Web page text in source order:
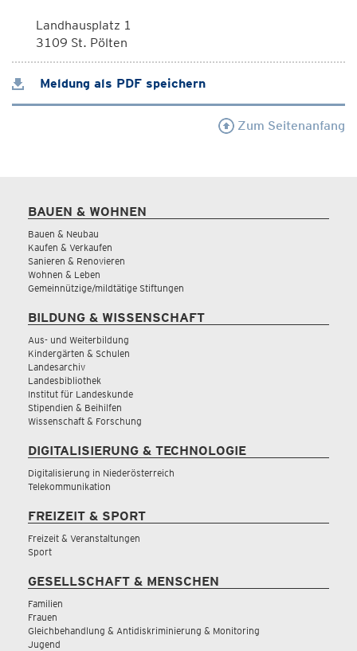
Landhausplatz 1
3109 St. Pölten
Meldung als PDF speichern
Zum Seitenanfang
BAUEN & WOHNEN
Bauen & Neubau
Kaufen & Verkaufen
Sanieren & Renovieren
Wohnen & Leben
Gemeinnützige/mildtätige Stiftungen
BILDUNG & WISSENSCHAFT
Aus- und Weiterbildung
Kindergärten & Schulen
Landesarchiv
Landesbibliothek
Institut für Landeskunde
Stipendien & Beihilfen
Wissenschaft & Forschung
DIGITALISIERUNG & TECHNOLOGIE
Digitalisierung in Niederösterreich
Telekommunikation
FREIZEIT & SPORT
Freizeit & Veranstaltungen
Sport
GESELLSCHAFT & MENSCHEN
Familien
Frauen
Gleichbehandlung & Antidiskriminierung & Monitoring
Jugend